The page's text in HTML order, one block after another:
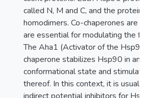
called N, M and C, and the protein
homodimers. Co-chaperones are
are essential for modulating the
The Aha1 (Activator of the
chaperone stabilizes Hsp90 in an
conformational state and
thereof. In this context, it is usual